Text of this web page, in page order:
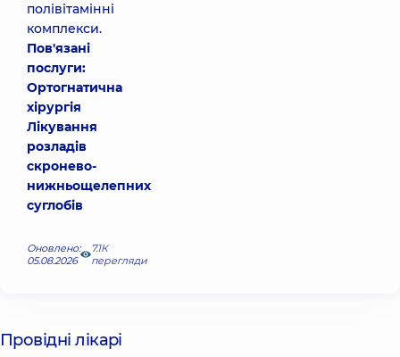
полівітамінні
комплекси.
Пов'язані
послуги:
Ортогнатична
хірургія
Лікування
розладів
скронево-
нижньощелепних
суглобів
Оновлено:
05.08.2026
7.1К
перегляди
Провідні лікарі